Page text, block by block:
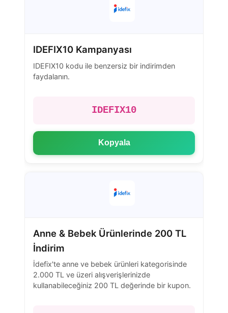
IDEFIX10 Kampanyası
IDEFIX10 kodu ile benzersiz bir indirimden
faydalanın.
IDEFIX10
Kopyala
Anne & Bebek Ürünlerinde 200 TL
İndirim
İdefix'te anne ve bebek ürünleri kategorisinde
2.000 TL ve üzeri alışverişlerinizde
kullanabileceğiniz 200 TL değerinde bir kupon.